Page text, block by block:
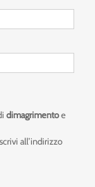
dimagrimentoe
all’indirizzo